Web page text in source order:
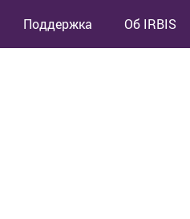
Поддержка Об IRBIS